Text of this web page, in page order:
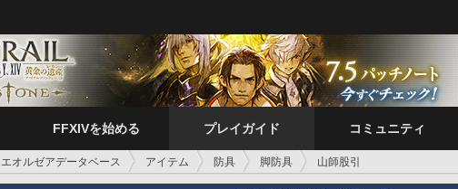
FFXIVを始める プレイガイド コミュニティ
エオルゼアデータベース アイテム 防具 脚防具 山師股引